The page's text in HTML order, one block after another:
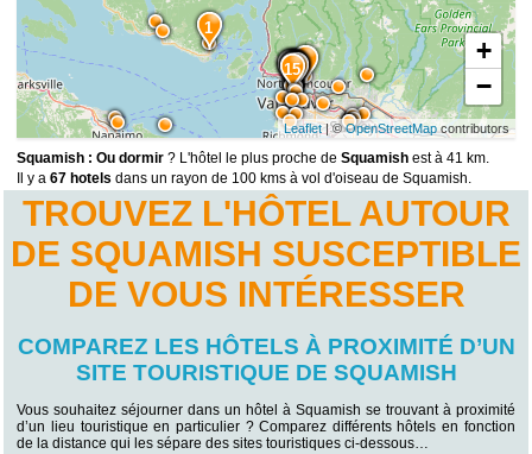
15
14
13
12
11
10
9
8
76
4
3 2
1
+
−
Leaflet| ©OpenStreetMapcontributors
Squamish : Ou dormir ? L'hôtel le plus proche deSquamish est à 41 km.
Il y a67 hotels dans un rayon de 100 kms à vol d'oiseau de Squamish.
TROUVEZ L'HÔTEL AUTOUR
DE SQUAMISH SUSCEPTIBLE
DE VOUS INTÉRESSER
COMPAREZ LES HÔTELS À PROXIMITÉ D’UN
SITE TOURISTIQUE DE SQUAMISH
Vous souhaitez séjourner dans un hôtel à Squamish se trouvant à proximité
d’un lieu touristique en particulier ? Comparez différents hôtels en fonction
de la distance qui les sépare des sites touristiques ci-dessous…